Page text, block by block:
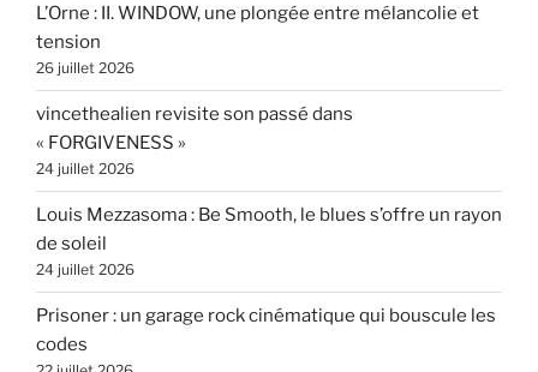
L’Orne : II. WINDOW, une plongée entre mélancolie et
tension
26 juillet 2026
vincethealien revisite son passé dans
« FORGIVENESS »
24 juillet 2026
Louis Mezzasoma : Be Smooth, le blues s’offre un rayon
de soleil
24 juillet 2026
Prisoner : un garage rock cinématique qui bouscule les
codes